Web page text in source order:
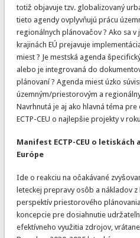
totiž objavuje tzv. globalizovaný
tieto agendy ovplyvňujú prácu
regionálnych plánovačov ? Ako sa v
krajinách EÚ prejavuje
miest ? Je mestská agenda
alebo je integrovaná do
plánovaní ? Agenda miest úzko
územným/priestorovým a
Navrhnutá je aj ako hlavná téma pre
ECTP-CEU o najlepšie projekty v
Manifest ECTP-CEU o letiskách
Európe
Ide o reakciu na očakávané
leteckej prepravy osôb a nákladov z
perspektív priestorového
koncepcie pre dosiahnutie
efektívneho využitia zdrojov,